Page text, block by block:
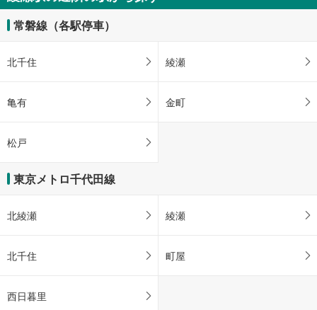
常磐線（各駅停車）
北千住 綾瀬
亀有 金町
松戸
東京メトロ千代田線
北綾瀬 綾瀬
北千住 町屋
西日暮里